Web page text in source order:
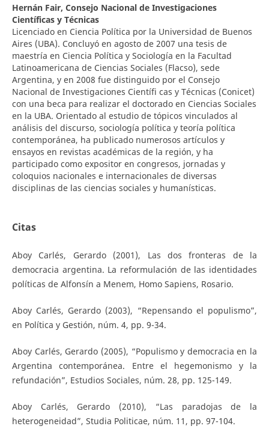
Hernán Fair, Consejo Nacional de Investigaciones
Científicas y Técnicas
Licenciado en Ciencia Política por la Universidad de Buenos
Aires (UBA). Concluyó en agosto de 2007 una tesis de
maestría en Ciencia Política y Sociología en la Facultad
Latinoamericana de Ciencias Sociales (Flacso), sede
Argentina, y en 2008 fue distinguido por el Consejo
Nacional de Investigaciones Científi cas y Técnicas (Conicet)
con una beca para realizar el doctorado en Ciencias Sociales
en la UBA. Orientado al estudio de tópicos vinculados al
análisis del discurso, sociología política y teoría política
contemporánea, ha publicado numerosos artículos y
ensayos en revistas académicas de la región, y ha
participado como expositor en congresos, jornadas y
coloquios nacionales e internacionales de diversas
disciplinas de las ciencias sociales y humanísticas.
Citas
Aboy Carlés, Gerardo (2001), Las dos fronteras de la
democracia argentina. La reformulación de las identidades
políticas de Alfonsín a Menem, Homo Sapiens, Rosario.
Aboy Carlés, Gerardo (2003), “Repensando el populismo”,
en Política y Gestión, núm. 4, pp. 9-34.
Aboy Carlés, Gerardo (2005), “Populismo y democracia en la
Argentina contemporánea. Entre el hegemonismo y la
refundación”, Estudios Sociales, núm. 28, pp. 125-149.
Aboy Carlés, Gerardo (2010), “Las paradojas de la
heterogeneidad”, Studia Politicae, núm. 11, pp. 97-104.